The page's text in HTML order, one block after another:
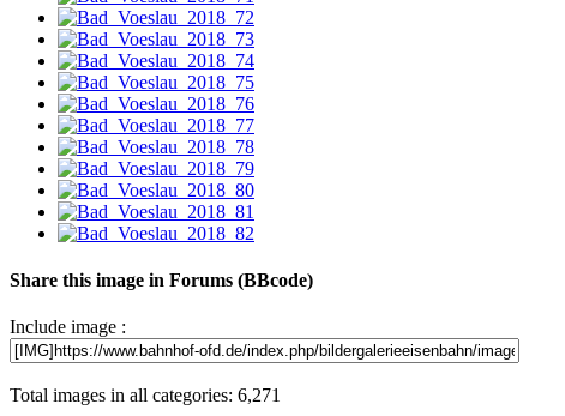
Share this image in Forums (BBcode)
Include image :
Total images in all categories: 6,271